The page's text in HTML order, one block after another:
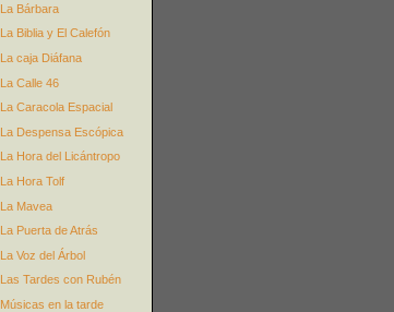
La Bárbara
La Biblia y El Calefón
La caja Diáfana
La Calle 46
La Caracola Espacial
La Despensa Escópica
La Hora del Licántropo
La Hora Tolf
La Mavea
La Puerta de Atrás
La Voz del Árbol
Las Tardes con Rubén
Músicas en la tarde